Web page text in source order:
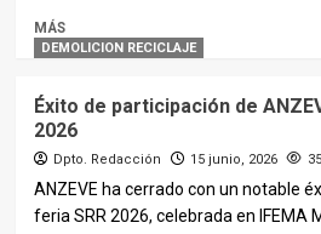
MÁS
DEMOLICION RECICLAJE
Éxito de participación de
2026
Dpto. Redacción 15 junio, 2026
ANZEVE ha cerrado con un notable
feria SRR 2026, celebrada en IFEMA